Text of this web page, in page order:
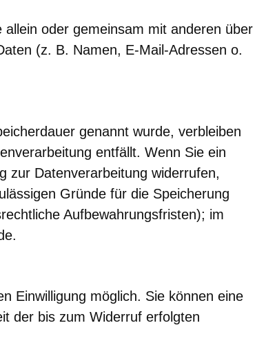
oder gemeinsam mit anderen über
(z. B. Namen, E-Mail-Adressen o.
genannt wurde, verbleiben
entfällt. Wenn Sie ein
zur Datenverarbeitung widerrufen,
Gründe für die Speicherung
Aufbewahrungsfristen); im
Einwilligung möglich. Sie können eine
der bis zum Widerruf erfolgten